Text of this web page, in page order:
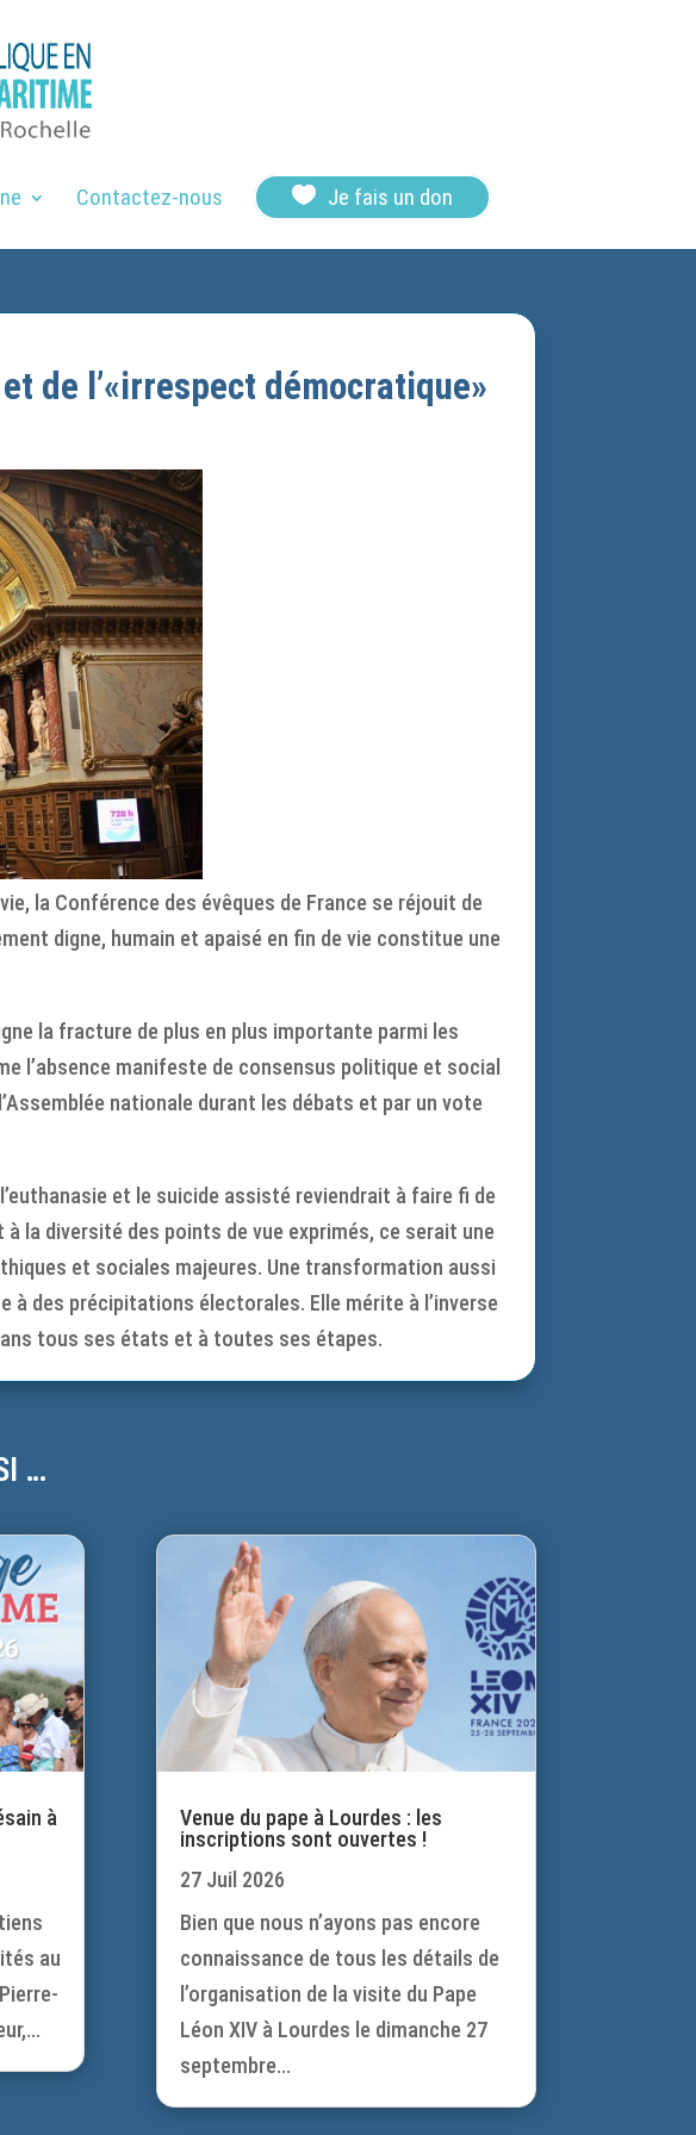
Contactez-nous  Je fais un don
de l’«irrespect démocratique»
la Conférence des évêques de France se réjouit de
digne, humain et apaisé en fin de vie constitue une
la fracture de plus en plus importante parmi les
l’absence manifeste de consensus politique et social
nationale durant les débats et par un vote
et le suicide assisté reviendrait à faire fi de
la diversité des points de vue exprimés, ce serait une
et sociales majeures. Une transformation aussi
des précipitations électorales. Elle mérite à l’inverse
tous ses états et à toutes ses étapes.
…
à
au
Venue du pape à Lourdes : les
inscriptions sont ouvertes !
27 Juil 2026
Bien que nous n’ayons pas encore
connaissance de tous les détails de
l’organisation de la visite du Pape
Léon XIV à Lourdes le dimanche 27
septembre...